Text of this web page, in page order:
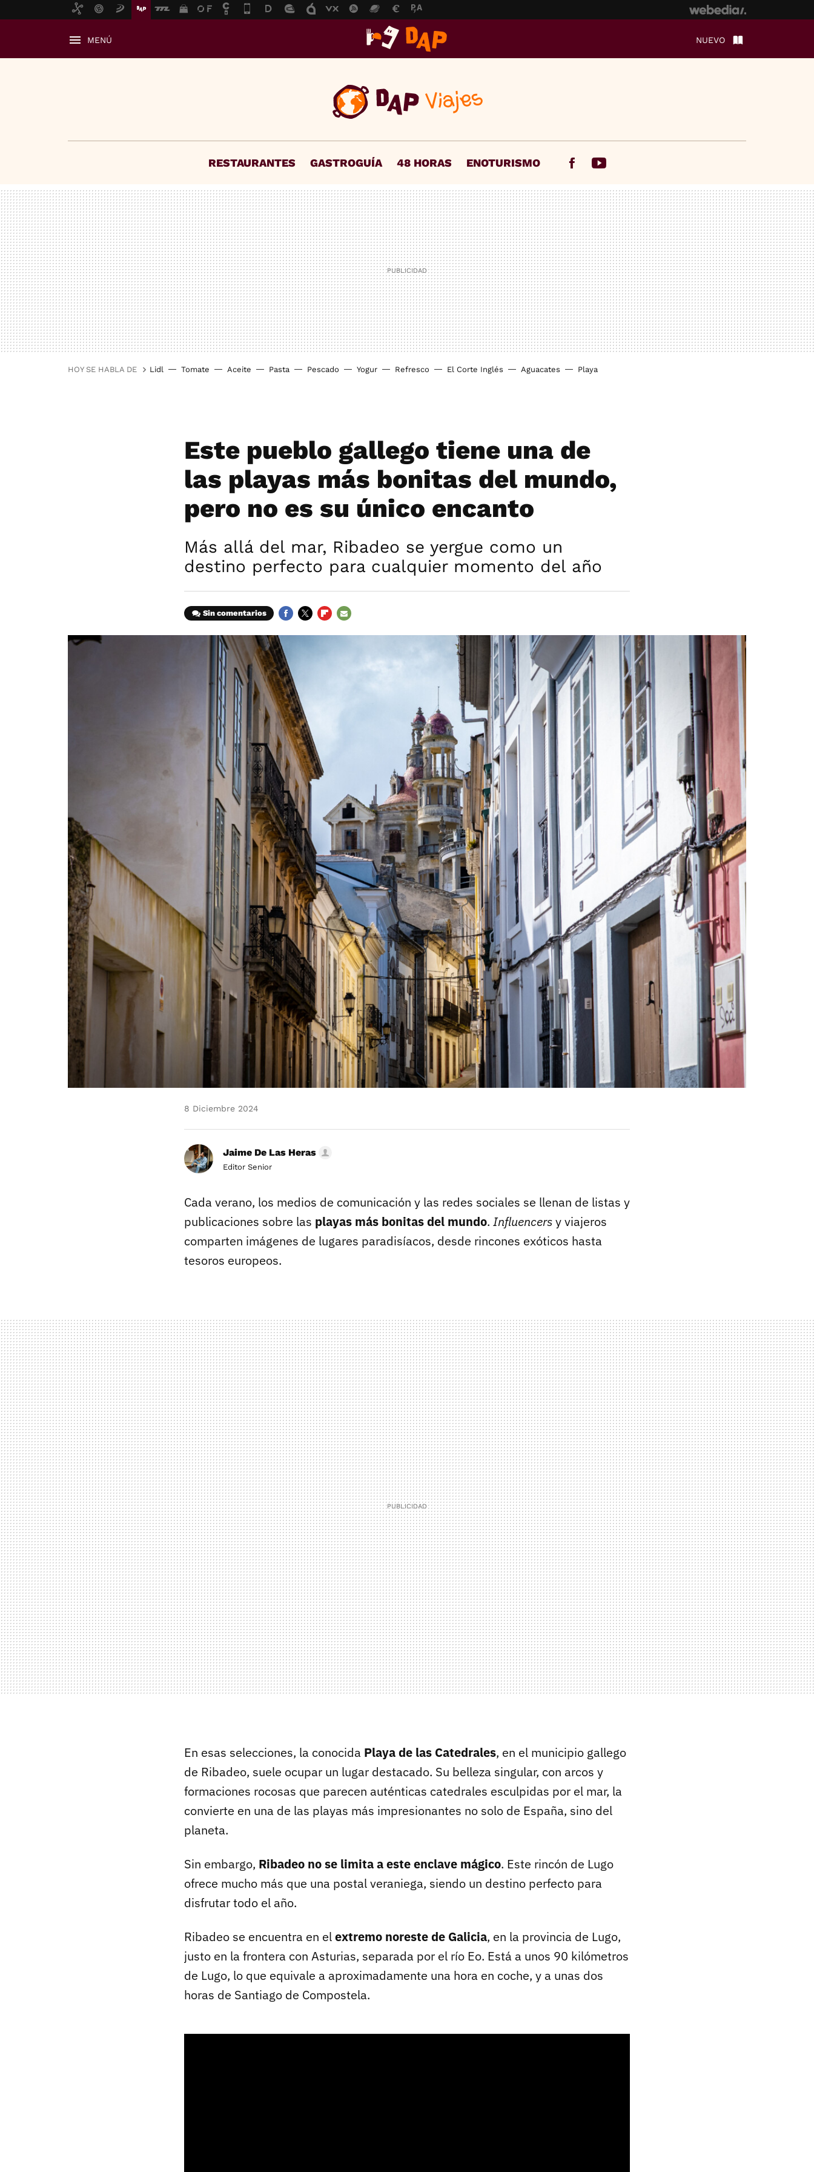
MENÚ NUEVO
RESTAURANTES GASTROGUÍA 48 HORAS ENOTURISMO FacebookYoutube
HOY SE HABLA DE Lidl Tomate Aceite Pasta Pescado Yogur Refresco El Corte Inglés Aguacates Playa
Este pueblo gallego tiene una de
las playas más bonitas del mundo,
pero no es su único encanto
Más allá del mar, Ribadeo se yergue como un
destino perfecto para cualquier momento del año
Sin comentarios
8 Diciembre 2024
Jaime De Las Heras
Editor Senior
Cada verano, los medios de comunicación y las redes sociales se llenan de listas y
publicaciones sobre las playas más bonitas del mundo. Influencersy viajeros
comparten imágenes de lugares paradisíacos, desde rincones exóticos hasta
tesoros europeos.
En esas selecciones, la conocida Playa de las Catedrales, en el municipio gallego
de Ribadeo, suele ocupar un lugar destacado. Su belleza singular, con arcos y
formaciones rocosas que parecen auténticas catedrales esculpidas por el mar, la
convierte en una de las playas más impresionantes no solo de España, sino del
planeta.
Sin embargo, Ribadeo no se limita a este enclave mágico. Este rincón de Lugo
ofrece mucho más que una postal veraniega, siendo un destino perfecto para
disfrutar todo el año.
Ribadeo se encuentra en elextremo noreste de Galicia, en la provincia de Lugo,
justo en la frontera con Asturias, separada por el río Eo. Está a unos 90 kilómetros
de Lugo, lo que equivale a aproximadamente una hora en coche, y a unas dos
horas de Santiago de Compostela.